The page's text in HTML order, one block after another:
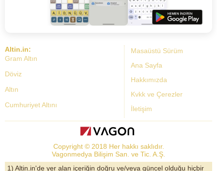
Masaüstü Sürüm
Ana Sayfa
Hakkımızda
Kvkk ve Çerezler
İletişim
Altin.in:
Gram Altın
Döviz
Altın
Cumhuriyet Altını
Dolar Kuru
Altın Yorumları
Copyright © 2018 Her hakkı saklıdır.
Vagonmedya Bilişim San. ve Tic. A.Ş.
1) Altin.in'de yer alan içeriğin doğru ve/veya güncel olduğu hiçbir